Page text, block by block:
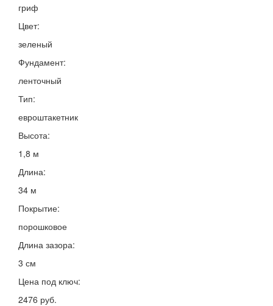
гриф
Цвет:
зеленый
Фундамент:
ленточный
Тип:
евроштакетник
Высота:
1,8 м
Длина:
34 м
Покрытие:
порошковое
Длина зазора:
3 см
Цена под ключ:
2476 руб.